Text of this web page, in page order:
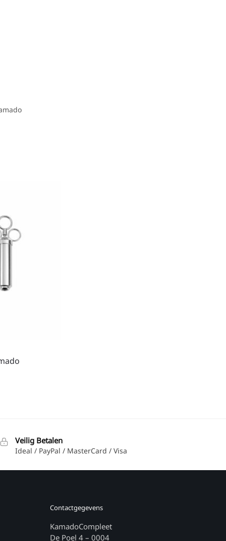
Veilig Betalen
Ideal / PayPal / MasterCard / Visa
Contactgegevens
KamadoCompleet
De Poel 4 – 0004